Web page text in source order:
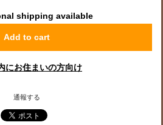
shipping available
Add to cart
にお住まいの方向け
通報する